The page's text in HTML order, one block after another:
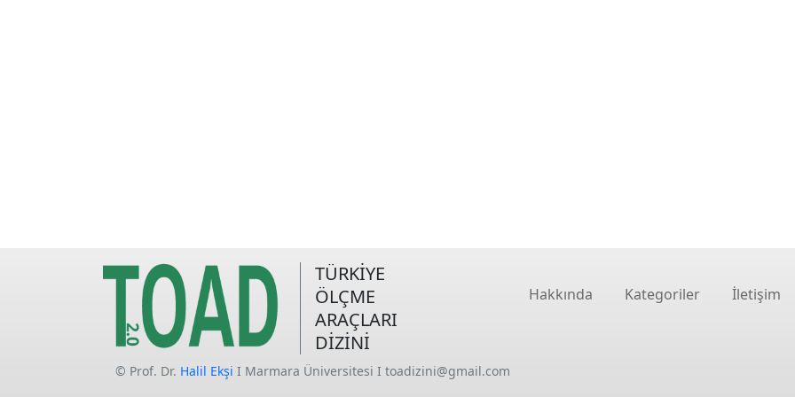
TÜRKİYE
ÖLÇME
ARAÇLARI
DİZİNİ
Hakkında Kategoriler İletişim
© Prof. Dr. Halil Ekşi I Marmara Üniversitesi I toadizini@gmail.com